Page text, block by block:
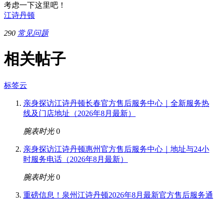
考虑一下这里吧！
江诗丹顿
290 常见问题
相关帖子
标签云
亲身探访江诗丹顿长春官方售后服务中心｜全新服务热
线及门店地址（2026年8月最新）
腕表时光 0
亲身探访江诗丹顿惠州官方售后服务中心｜地址与24小
时服务电话（2026年8月最新）
腕表时光 0
重磅信息！泉州江诗丹顿2026年8月最新官方售后服务通